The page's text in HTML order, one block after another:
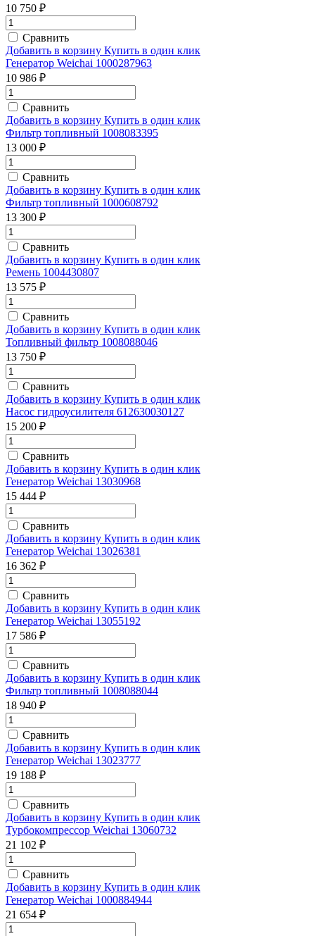
10 750 ₽
Сравнить
Добавить в корзину Купить в один клик
Генератор Weichai 1000287963
10 986 ₽
Сравнить
Добавить в корзину Купить в один клик
Фильтр топливный 1008083395
13 000 ₽
Сравнить
Добавить в корзину Купить в один клик
Фильтр топливный 1000608792
13 300 ₽
Сравнить
Добавить в корзину Купить в один клик
Ремень 1004430807
13 575 ₽
Сравнить
Добавить в корзину Купить в один клик
Топливный фильтр 1008088046
13 750 ₽
Сравнить
Добавить в корзину Купить в один клик
Насос гидроусилителя 612630030127
15 200 ₽
Сравнить
Добавить в корзину Купить в один клик
Генератор Weichai 13030968
15 444 ₽
Сравнить
Добавить в корзину Купить в один клик
Генератор Weichai 13026381
16 362 ₽
Сравнить
Добавить в корзину Купить в один клик
Генератор Weichai 13055192
17 586 ₽
Сравнить
Добавить в корзину Купить в один клик
Фильтр топливный 1008088044
18 940 ₽
Сравнить
Добавить в корзину Купить в один клик
Генератор Weichai 13023777
19 188 ₽
Сравнить
Добавить в корзину Купить в один клик
Турбокомпрессор Weichai 13060732
21 102 ₽
Сравнить
Добавить в корзину Купить в один клик
Генератор Weichai 1000884944
21 654 ₽